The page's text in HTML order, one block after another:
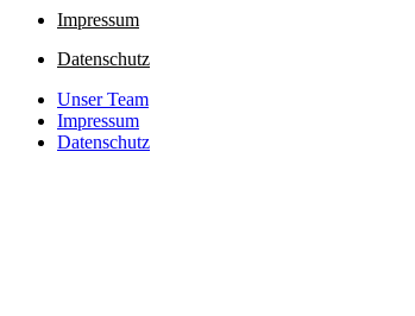
Impressum
Datenschutz
Unser Team
Impressum
Datenschutz